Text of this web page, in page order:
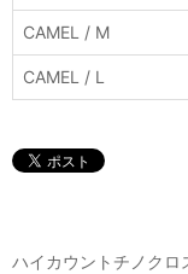
CAMEL / M
CAMEL / L
ハイカウントチノク